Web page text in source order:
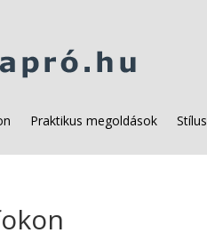
Praktikus megoldások Stílus